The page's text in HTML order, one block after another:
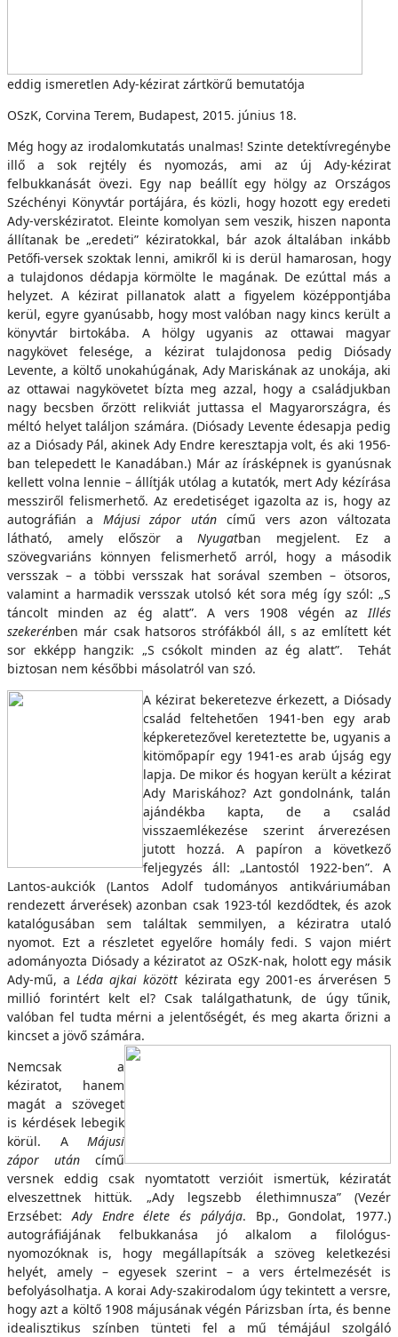
eddig ismeretlen Ady-kézirat zártkörű bemutatója
OSzK, Corvina Terem, Budapest, 2015. június 18.
Még hogy az irodalomkutatás unalmas! Szinte detektívregénybe
illő a sok rejtély és nyomozás, ami az új Ady-kézirat
felbukkanását övezi. Egy nap beállít egy hölgy az Országos
Széchényi Könyvtár portájára, és közli, hogy hozott egy eredeti
Ady-verskéziratot. Eleinte komolyan sem veszik, hiszen naponta
állítanak be „eredeti” kéziratokkal, bár azok általában inkább
Petőfi-versek szoktak lenni, amikről ki is derül hamarosan, hogy
a tulajdonos dédapja körmölte le magának. De ezúttal más a
helyzet. A kézirat pillanatok alatt a figyelem középpontjába
kerül, egyre gyanúsabb, hogy most valóban nagy kincs került a
könyvtár birtokába. A hölgy ugyanis az ottawai magyar
nagykövet felesége, a kézirat tulajdonosa pedig Diósady
Levente, a költő unokahúgának, Ady Mariskának az unokája, aki
az ottawai nagykövetet bízta meg azzal, hogy a családjukban
nagy becsben őrzött relikviát juttassa el Magyarországra, és
méltó helyet találjon számára. (Diósady Levente édesapja pedig
az a Diósady Pál, akinek Ady Endre keresztapja volt, és aki 1956-
ban telepedett le Kanadában.) Már az írásképnek is gyanúsnak
kellett volna lennie – állítják utólag a kutatók, mert Ady kézírása
messziről felismerhető. Az eredetiséget igazolta az is, hogy az
autográfián a Májusi zápor után című vers azon változata
látható, amely először aNyugatban megjelent. Ez a
szövegvariáns könnyen felismerhető arról, hogy a második
versszak – a többi versszak hat sorával szemben – ötsoros,
valamint a harmadik versszak utolsó két sora még így szól: „S
táncolt minden az ég alatt”. A vers 1908 végén azIllés
szekerénben már csak hatsoros strófákból áll, s az említett két
sor ekképp hangzik: „S csókolt minden az ég alatt”. Tehát
biztosan nem későbbi másolatról van szó.
A kézirat bekeretezve érkezett, a Diósady
család feltehetően 1941-ben egy arab
képkeretezővel kereteztette be, ugyanis a
kitömőpapír egy 1941-es arab újság egy
lapja. De mikor és hogyan került a kézirat
Ady Mariskához? Azt gondolnánk, talán
ajándékba kapta, de a család
visszaemlékezése szerint árverezésen
jutott hozzá. A papíron a következő
feljegyzés áll: „Lantostól 1922-ben”. A
Lantos-aukciók (Lantos Adolf tudományos antikváriumában
rendezett árverések) azonban csak 1923-tól kezdődtek, és azok
katalógusában sem találtak semmilyen, a kéziratra utaló
nyomot. Ezt a részletet egyelőre homály fedi. S vajon miért
adományozta Diósady a kéziratot az OSzK-nak, holott egy másik
Ady-mű, aLéda ajkai között kézirata egy 2001-es árverésen 5
millió forintért kelt el? Csak találgathatunk, de úgy tűnik,
valóban fel tudta mérni a jelentőségét, és meg akarta őrizni a
kincset a jövő számára.
Nemcsak a
kéziratot, hanem
magát a szöveget
is kérdések lebegik
körül. A Májusi
zápor után című
versnek eddig csak nyomtatott verzióit ismertük, kéziratát
elveszettnek hittük. „Ady legszebb élethimnusza” (Vezér
Erzsébet:Ady Endre élete és pályája. Bp., Gondolat, 1977.)
autográfiájának felbukkanása jó alkalom a filológus-
nyomozóknak is, hogy megállapítsák a szöveg keletkezési
helyét, amely – egyesek szerint – a vers értelmezését is
befolyásolhatja. A korai Ady-szakirodalom úgy tekintett a versre,
hogy azt a költő 1908 májusának végén Párizsban írta, és benne
idealisztikus színben tünteti fel a mű témájául szolgáló